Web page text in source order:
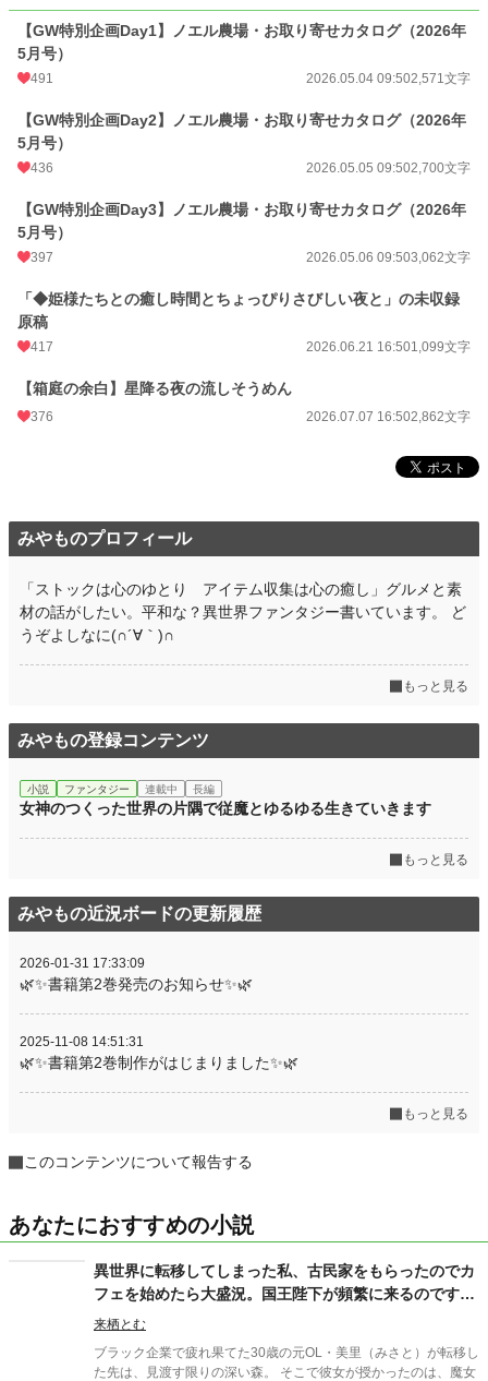
と異世界で送る「丁寧な暮らし」を描いたスローライフ・ファンタジーです。彼
女に与えられた使命は、ただ「星と生き物を愛し、時には救い、生活するこ
と」。大自然のなか、仲間たちとまったり、ゆるゆると流れる時間を分かち合
料理やアイテムは、どれも規格外の力を秘めたものばかり。そのあまりの価値と
効果に、周囲の貴族や同郷の転生者たちは驚愕し、時には振り回されて胃を痛め
ることも……。そんな彼女の無自覚な豊かさが、結果として周囲の人々を癒や
※本編の更新日：土日＋α
■ フォロワーの皆様へ
各エピソードのコメント欄にて随時受付中です。
ーーーーーーーーーーーーーーーーーー
【コミカライズ＆書籍二巻好評発売中】
書籍『女神のつくった世界の片隅で従魔とゆるゆる生きていきます』一巻・二巻
発売中。
挿絵や内容もより瑞々しいアストレイリアでの生活を楽しめます。
二巻Amazon▶https://amzn.asia/d/0dACqQeA
そしてこの度、「コミカライズ化」が決定いたしました！！
Xでも物語や情報を発信中→@miyamo46826314
ぜひフォロー＆感想シェアで応援していただけると嬉しいです！！
小説 5,500 位 / 228,979 件
ファンタジー 960 位 / 53,352 件
24h.ポイント 262 pt
文字数 12,294
更新日時 2026.07.07 16:50
月間ポイント 5,815 pt (7,345 位)
年間ポイント 31,923 pt (14,522 位)
【GW特別企画Day1】ノエル農場・お取り寄せカタログ（2026年
5月号）
491 2026.05.04 09:502,571文字
【GW特別企画Day2】ノエル農場・お取り寄せカタログ（2026年
5月号）
436 2026.05.05 09:502,700文字
【GW特別企画Day3】ノエル農場・お取り寄せカタログ（2026年
5月号）
397 2026.05.06 09:503,062文字
「◆姫様たちとの癒し時間とちょっぴりさびしい夜と」の未収録
原稿
417 2026.06.21 16:501,099文字
【箱庭の余白】星降る夜の流しそうめん
376 2026.07.07 16:502,862文字
みやものプロフィール
「ストックは心のゆとり アイテム収集は心の癒し」グルメと素
材の話がしたい。平和な？異世界ファンタジー書いています。 ど
うぞよしなに(∩´∀｀)∩
もっと見る
みやもの登録コンテンツ
小説 ファンタジー 連載中 長編
女神のつくった世界の片隅で従魔とゆるゆる生きていきます
もっと見る
みやもの近況ボードの更新履歴
2026-01-31 17:33:09
🌿✨書籍第2巻発売のお知らせ✨🌿
2025-11-08 14:51:31
🌿✨書籍第2巻制作がはじまりました✨🌿
もっと見る
このコンテンツについて報告する
あなたにおすすめの小説
異世界に転移してしまった私、古民家をもらったのでカ
フェを始めたら大盛況。国王陛下が頻繁に来るのです
が、どうしたらいいですか？
来栖とむ
ブラック企業で疲れ果てた30歳の元OL・美里（みさと）が転移し
た先は、見渡す限りの深い森。 そこで彼女が授かったのは、魔女